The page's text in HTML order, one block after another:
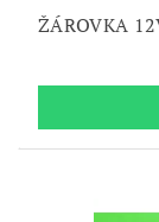
ŽÁROVKA